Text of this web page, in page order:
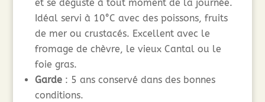
et se déguste à tout moment de la journée.
Idéal servi à 10°C avec des poissons, fruits
de mer ou crustacés. Excellent avec le
fromage de chèvre, le vieux Cantal ou le
foie gras.
Garde: 5 ans conservé dans des bonnes
conditions.